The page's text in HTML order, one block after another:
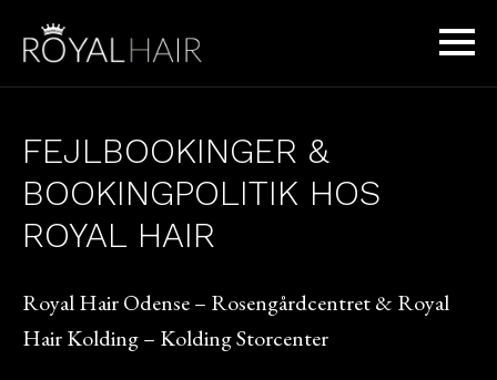
FEJLBOOKINGER &
BOOKINGPOLITIK HOS
ROYAL HAIR
Royal Hair Odense – Rosengårdcentret & Royal
Hair Kolding – Kolding Storcenter